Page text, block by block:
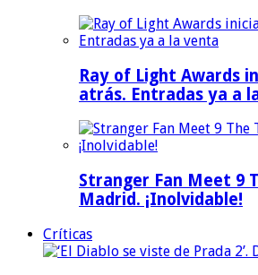
Ray of Light Awards
atrás. Entradas ya a
Stranger Fan Meet 9
Madrid. ¡Inolvidable!
Críticas